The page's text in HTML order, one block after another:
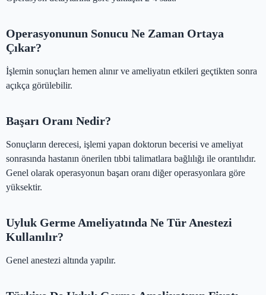
Operasyonunun Sonucu Ne Zaman Ortaya
Çıkar?
İşlemin sonuçları hemen alınır ve ameliyatın etkileri geçtikten sonra
açıkça görülebilir.
Başarı Oranı Nedir?
Sonuçların derecesi, işlemi yapan doktorun becerisi ve ameliyat
sonrasında hastanın önerilen tıbbi talimatlara bağlılığı ile orantılıdır.
Genel olarak operasyonun başarı oranı diğer operasyonlara göre
yüksektir.
Uyluk Germe Ameliyatında Ne Tür Anestezi
Kullanılır?
Genel anestezi altında yapılır.